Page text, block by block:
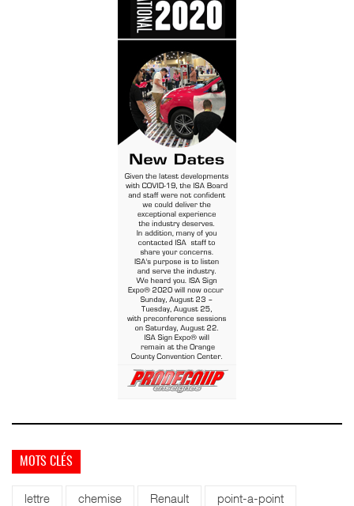
MOTS CLÉS
lettre chemise Renault point-a-point